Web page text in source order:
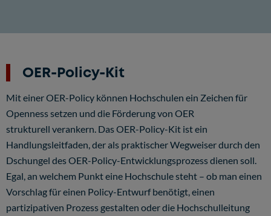
OER-Policy-Kit
Mit einer OER-Policy können Hochschulen ein Zeichen für
Openness setzen und die Förderung von OER
strukturell verankern. Das OER-Policy-Kit ist ein
Handlungsleitfaden, der als praktischer Wegweiser durch den
Dschungel des OER-Policy-Entwicklungsprozess dienen soll.
Egal, an welchem Punkt eine Hochschule steht – ob man einen
Vorschlag für einen Policy-Entwurf benötigt, einen
partizipativen Prozess gestalten oder die Hochschulleitung